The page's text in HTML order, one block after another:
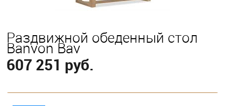
Раздвижной обеденный стол
Banyon Bay
607 251 руб.